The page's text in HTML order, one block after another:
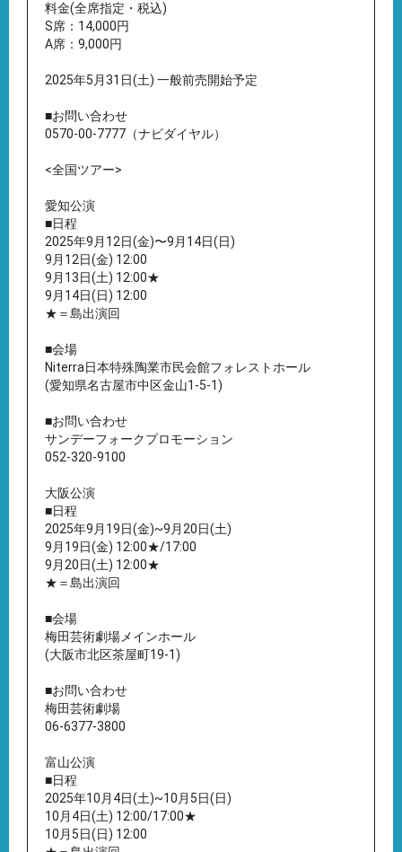
料金(全席指定・税込)
S席：14,000円
A席：9,000円
2025年5月31日(土) 一般前売開始予定
■お問い合わせ
0570-00-7777（ナビダイヤル）
<全国ツアー>
愛知公演
■日程
2025年9月12日(金)〜9月14日(日)
9月12日(金) 12:00
9月13日(土) 12:00★
9月14日(日) 12:00
★＝島出演回
■会場
Niterra日本特殊陶業市民会館フォレストホール
(愛知県名古屋市中区金山1-5-1)
■お問い合わせ
サンデーフォークプロモーション
052-320-9100
大阪公演
■日程
2025年9月19日(金)~9月20日(土)
9月19日(金) 12:00★/17:00
9月20日(土) 12:00★
★＝島出演回
■会場
梅田芸術劇場メインホール
(大阪市北区茶屋町19-1)
■お問い合わせ
梅田芸術劇場
06-6377-3800
富山公演
■日程
2025年10月4日(土)~10月5日(日)
10月4日(土) 12:00/17:00★
10月5日(日) 12:00